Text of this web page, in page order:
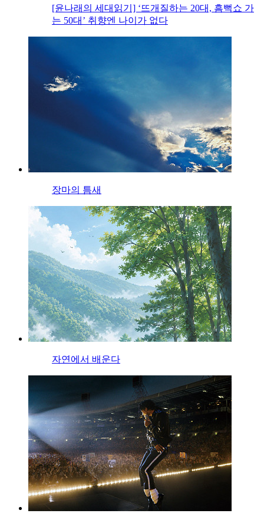
[윤나래의 세대읽기] ‘뜨개질하는 20대, 흠뻑쇼 가
는 50대’ 취향엔 나이가 없다
장마의 틈새
자연에서 배운다